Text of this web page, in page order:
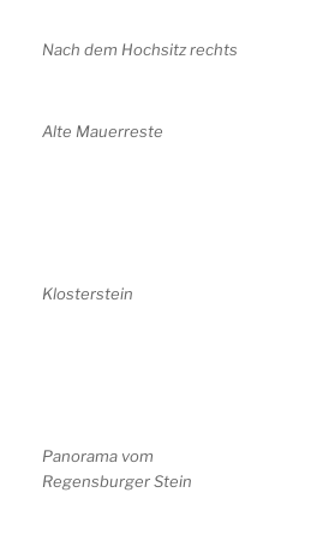
Nach dem Hochsitz rechts
Alte Mauerreste
Klosterstein
Panorama vom
Regensburger Stein